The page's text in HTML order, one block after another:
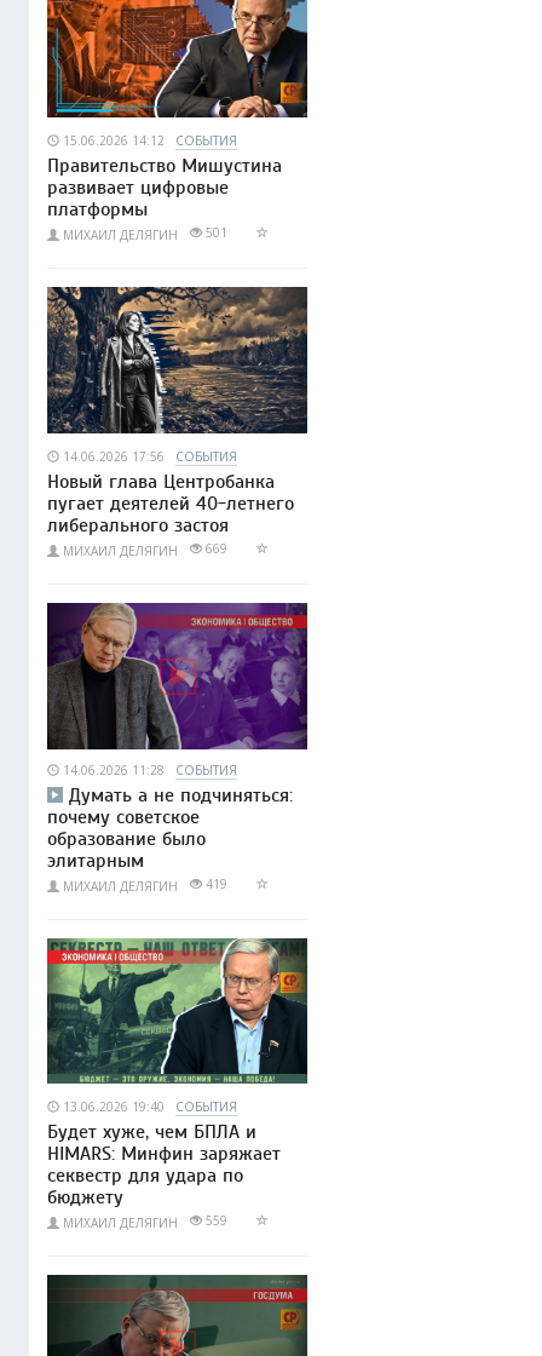
15.06.2026 14:12 СОБЫТИЯ
Правительство Мишустина
развивает цифровые
платформы
МИХАИЛ ДЕЛЯГИН 501
14.06.2026 17:56 СОБЫТИЯ
Новый глава Центробанка
пугает деятелей 40-летнего
либерального застоя
МИХАИЛ ДЕЛЯГИН 669
14.06.2026 11:28 СОБЫТИЯ
Думать а не подчиняться:
почему советское
образование было
элитарным
МИХАИЛ ДЕЛЯГИН 419
13.06.2026 19:40 СОБЫТИЯ
Будет хуже, чем БПЛА и
HIMARS: Минфин заряжает
секвестр для удара по
бюджету
МИХАИЛ ДЕЛЯГИН 559